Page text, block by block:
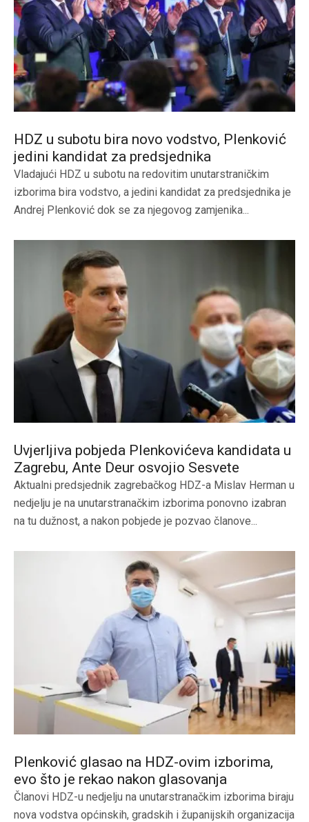
HDZ u subotu bira novo vodstvo, Plenković
jedini kandidat za predsjednika
Vladajući HDZ u subotu na redovitim unutarstraničkim
izborima bira vodstvo, a jedini kandidat za predsjednika je
Andrej Plenković dok se za njegovog zamjenika...
Uvjerljiva pobjeda Plenkovićeva kandidata u
Zagrebu, Ante Deur osvojio Sesvete
Aktualni predsjednik zagrebačkog HDZ-a Mislav Herman u
nedjelju je na unutarstranačkim izborima ponovno izabran
na tu dužnost, a nakon pobjede je pozvao članove...
Plenković glasao na HDZ-ovim izborima,
evo što je rekao nakon glasovanja
Članovi HDZ-u nedjelju na unutarstranačkim izborima biraju
nova vodstva općinskih, gradskih i županijskih organizacija